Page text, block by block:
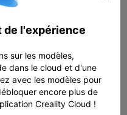
de l'expérience
sur les modèles,
dans le cloud et d'une
avec les modèles pour
encore plus de
Creality Cloud !